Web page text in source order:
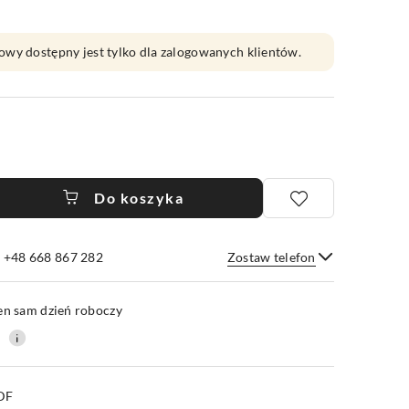
dostępny jest tylko dla zalogowanych klientów.
Do koszyka
668 867 282 Zostaw telefon
Wyślij
sam dzień roboczy